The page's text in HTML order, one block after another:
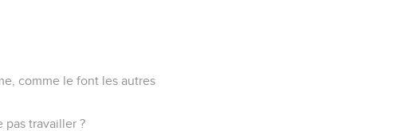
comme le font les autres
pas travailler ?